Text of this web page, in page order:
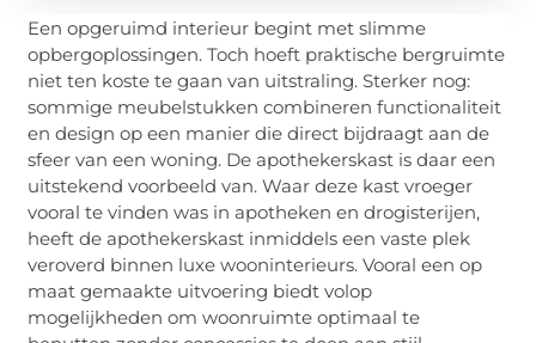
Een opgeruimd interieur begint met slimme
opbergoplossingen. Toch hoeft praktische bergruimte
niet ten koste te gaan van uitstraling. Sterker nog:
sommige meubelstukken combineren functionaliteit
en design op een manier die direct bijdraagt aan de
sfeer van een woning. De apothekerskast is daar een
uitstekend voorbeeld van. Waar deze kast vroeger
vooral te vinden was in apotheken en drogisterijen,
heeft de apothekerskast inmiddels een vaste plek
veroverd binnen luxe wooninterieurs. Vooral een op
maat gemaakte uitvoering biedt volop
mogelijkheden om woonruimte optimaal te